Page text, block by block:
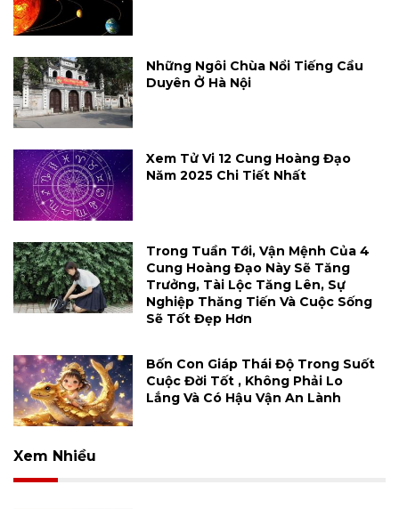
Những Ngôi Chùa Nổi Tiếng Cầu
Duyên Ở Hà Nội
Xem Tử Vi 12 Cung Hoàng Đạo
Năm 2025 Chi Tiết Nhất
Trong Tuần Tới, Vận Mệnh Của 4
Cung Hoàng Đạo Này Sẽ Tăng
Trưởng, Tài Lộc Tăng Lên, Sự
Nghiệp Thăng Tiến Và Cuộc Sống
Sẽ Tốt Đẹp Hơn
Bốn Con Giáp Thái Độ Trong Suốt
Cuộc Đời Tốt , Không Phải Lo
Lắng Và Có Hậu Vận An Lành
Xem Nhiều